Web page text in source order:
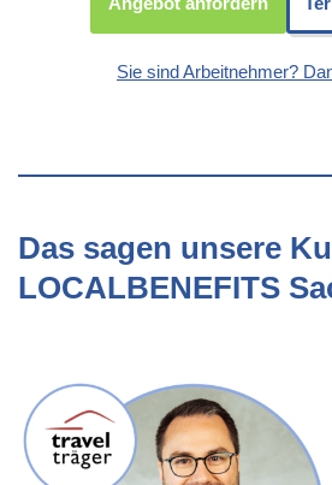
Sie sind Arbeitnehmer?
Das sagen unsere
LOCALBENEFITS